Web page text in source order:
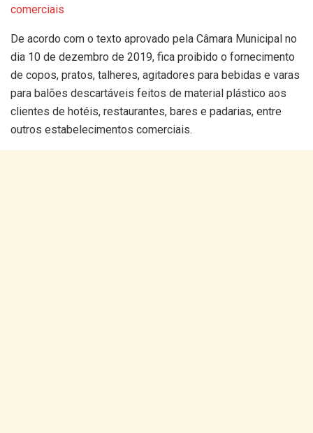
comerciais
De acordo com o texto aprovado pela Câmara Municipal no
dia 10 de dezembro de 2019, fica proibido o fornecimento
de copos, pratos, talheres, agitadores para bebidas e varas
para balões descartáveis feitos de material plástico aos
clientes de hotéis, restaurantes, bares e padarias, entre
outros estabelecimentos comerciais.